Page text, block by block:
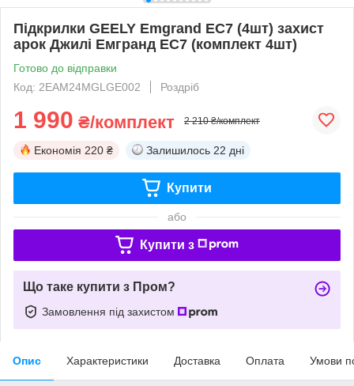
Підкрилки GEELY Emgrand EC7 (4шт) захист
арок Джилі Емгранд ЕС7 (комплект 4шт)
Готово до відправки
Код: 2EAM24MGLGE002
Роздріб
1 990 ₴/комплект 2 210 ₴/комплект
Економія 220 ₴ Залишилось 22 дні
Купити
або
Купити з
Що таке купити з Пром?
Замовлення під захистом
Опис Характеристики Доставка Оплата Умови